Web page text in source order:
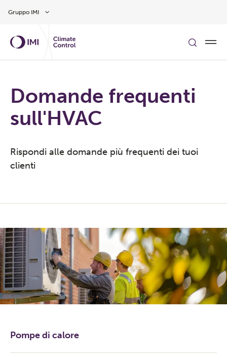
Gruppo IMI
Domande frequenti
sull'HVAC
Rispondi alle domande più frequenti dei tuoi
clienti
Pompe di calore